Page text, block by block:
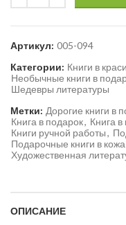
Артикул: 005-094
Категории: Книги в
Необычные книги в
Шедевры литературы
Метки: Дорогие книги в
Книга в подарок, Книга
Книги ручной работы,
Подарочные книги в
Художественная
ОПИСАНИЕ